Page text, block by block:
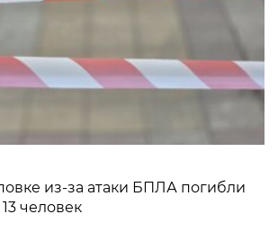
из-за атаки БПЛА погибли
человек